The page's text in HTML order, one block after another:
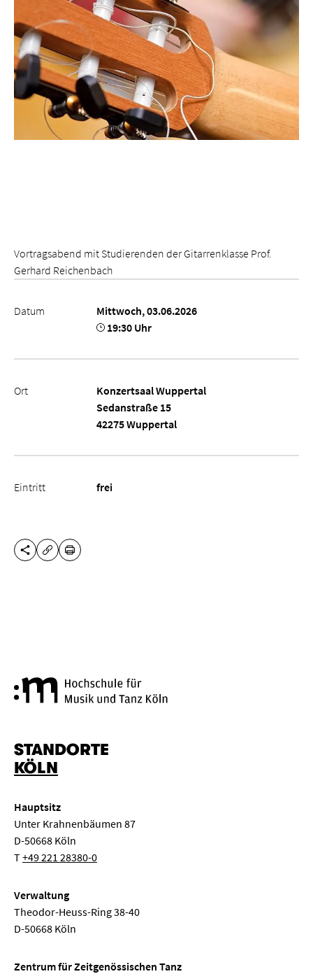
Vortragsabend mit Studierenden der Gitarrenklasse Prof.
Gerhard Reichenbach
Datum
Mittwoch, 03.06.2026
19:30 Uhr
Ort
Konzertsaal Wuppertal
Sedanstraße 15
42275 Wuppertal
Eintritt frei
DIESE SEITE TEILEN
URL KOPIEREN
DRUCKEN
STANDORTE
KÖLN
Hauptsitz
Unter Krahnenbäumen 87
D-50668 Köln
T+49 221 28380-0
Verwaltung
Theodor-Heuss-Ring 38-40
D-50668 Köln
Zentrum für Zeitgenössischen Tanz